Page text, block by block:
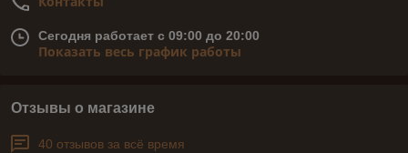
Сегодня работает с 09:00 до 20:00
Показать весь график работы
Отзывы о магазине
40 отзывов за всё время